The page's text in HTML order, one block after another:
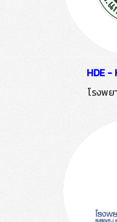
HDE -
โรงพย